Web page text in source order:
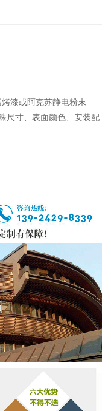
漆或阿克苏静电粉末
尺寸、表面颜色、安装配